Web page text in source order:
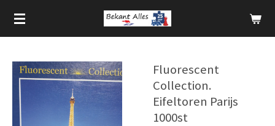
Ga
direct
hoofdinhoud
Fluorescent
Collection.
Eifeltoren Parijs
1000st